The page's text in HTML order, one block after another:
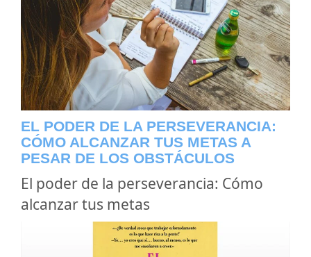
EL PODER DE LA PERSEVERANCIA:
CÓMO ALCANZAR TUS METAS A
PESAR DE LOS OBSTÁCULOS
El poder de la perseverancia: Cómo
alcanzar tus metas